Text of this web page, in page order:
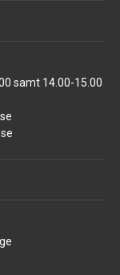
samt 14.00-15.00